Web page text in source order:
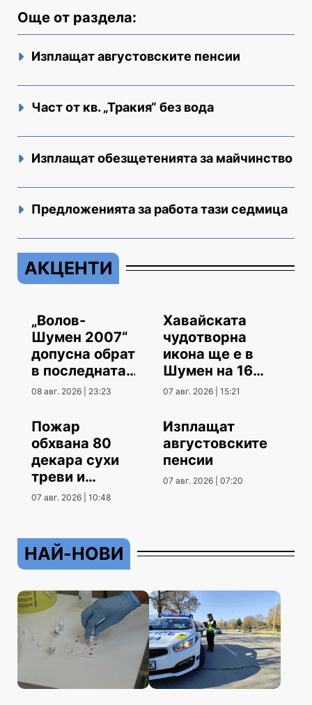
Още от раздела:
Изплащат августовските пенсии
Част от кв. „Тракия“ без вода
Изплащат обезщетенията за майчинство
Предложенията за работа тази седмица
АКЦЕНТИ
„Волов-
Шумен 2007“
допусна обрат
в последната
контрола
08 авг. 2026 | 23:23
Хавайската
чудотворна
икона ще е в
Шумен на 16
август
07 авг. 2026 | 15:21
Пожар
обхвана 80
декара сухи
треви и
храсти
07 авг. 2026 | 10:48
Изплащат
августовските
пенсии
07 авг. 2026 | 07:20
НАЙ-НОВИ